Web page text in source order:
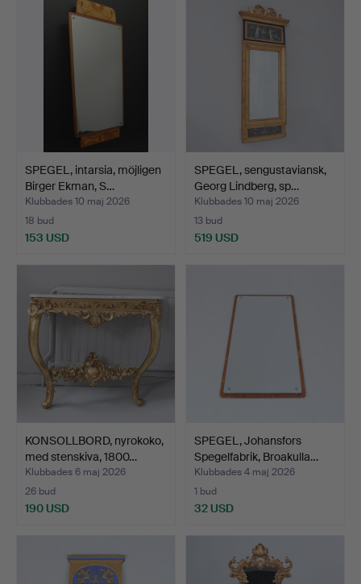
SPEGEL, intarsia, möjligen
Birger Ekman, S…
Klubbades 10 maj 2026
18 bud
153 USD
SPEGEL, sengustaviansk,
Georg Lindberg, sp…
Klubbades 10 maj 2026
13 bud
519 USD
KONSOLLBORD, nyrokoko,
med stenskiva, 1800…
Klubbades 6 maj 2026
26 bud
190 USD
SPEGEL, Johansfors
Spegelfabrik, Broakulla…
Klubbades 4 maj 2026
1 bud
32 USD